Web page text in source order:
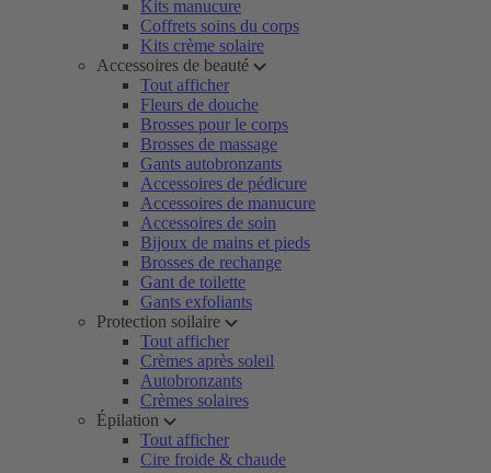
Kits manucure
Coffrets soins du corps
Kits crème solaire
Accessoires de beauté
Tout afficher
Fleurs de douche
Brosses pour le corps
Brosses de massage
Gants autobronzants
Accessoires de pédicure
Accessoires de manucure
Accessoires de soin
Bijoux de mains et pieds
Brosses de rechange
Gant de toilette
Gants exfoliants
Protection soilaire
Tout afficher
Crèmes après soleil
Autobronzants
Crèmes solaires
Épilation
Tout afficher
Cire froide & chaude